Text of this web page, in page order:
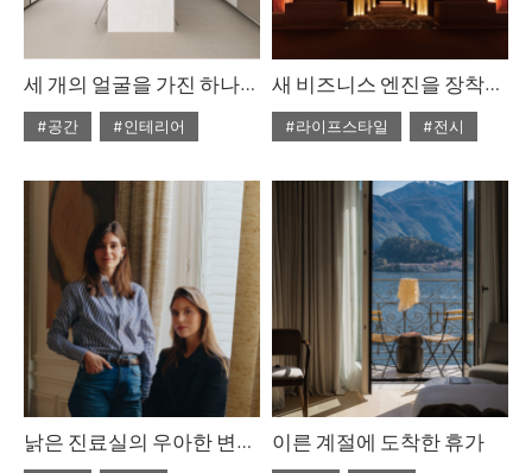
세 개의 얼굴을 가진 하나의 집
#공간
#인테리어
새 비즈니스 엔진을 장착한 살로네 델 모빌레. 밀라노 2026
#라이프스타일
#전시
낡은 진료실의 우아한 변신, 에스테르 카츠&레아 카츠 이른 계절에 도착한 휴가